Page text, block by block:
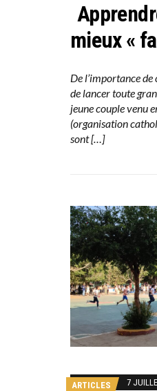
mieux «
De l’importance
de lancer toute
jeune couple venu
(organisation
sont […]
ARTICLES 7